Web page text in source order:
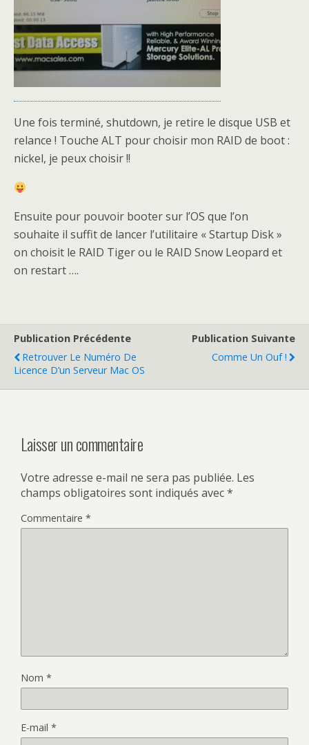
Une fois terminé, shutdown, je retire le disque USB et
relance ! Touche ALT pour choisir mon RAID de boot :
nickel, je peux choisir !!
Ensuite pour pouvoir booter sur l’OS que l’on
souhaite il suffit de lancer l’utilitaire « Startup Disk »
on choisit le RAID Tiger ou le RAID Snow Leopard et
on restart ….
Publication Précédente
Retrouver Le Numéro De
Licence D’un Serveur Mac OS
Publication Suivante
Comme Un Ouf !
Laisser un commentaire
Votre adresse e-mail ne sera pas publiée. Les
champs obligatoires sont indiqués avec*
Commentaire *
Nom *
E-mail *